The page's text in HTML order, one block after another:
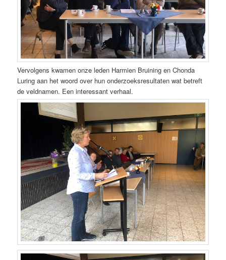
Vervolgens kwamen onze leden Harmien Bruining en Chonda
Luring aan het woord over hun onderzoeksresultaten wat betreft
de veldnamen. Een interessant verhaal.